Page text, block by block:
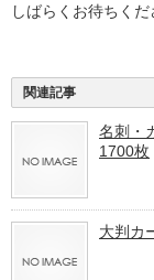
しばらくお待ちくだ
関連記事
名刺・
1700枚
大判カ